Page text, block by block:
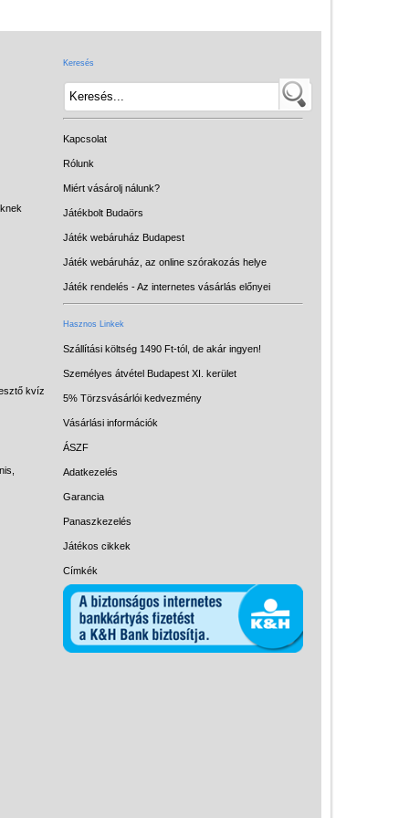
kvíz
Keresés
Kapcsolat
Rólunk
Miért vásárolj nálunk?
Játékbolt Budaörs
Játék webáruház Budapest
Játék webáruház, az online szórakozás helye
Játék rendelés - Az internetes vásárlás előnyei
Hasznos Linkek
Szállítási költség 1490 Ft-tól, de akár ingyen!
Személyes átvétel Budapest XI. kerület
5% Törzsvásárlói kedvezmény
Vásárlási információk
ÁSZF
Adatkezelés
Garancia
Panaszkezelés
Játékos cikkek
Címkék
Intelligens gyurma
Licenszes TOP
gyerekajándékok
LOGICO
LÜK
Papírszínház
Pixelhobby